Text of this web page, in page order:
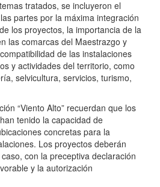
tratados, se incluyeron el
partes por la máxima integración
los proyectos, la importancia de la
las comarcas del Maestrazgo y
de las instalaciones
y actividades del territorio, como
selvicultura, servicios, turismo,
“Viento Alto” recuerdan que los
tenido la capacidad de
concretas para la
Los proyectos deberán
con la preceptiva declaración
y la autorización